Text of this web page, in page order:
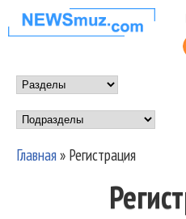
Перейти к
НОВОСТИ
МУЗЫКИ И
ШОУ БИЗНЕСА
NEWSMUZ.COM
Main menu
Подразделы
Главная» Регистрация